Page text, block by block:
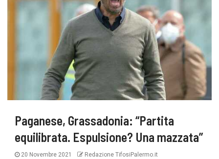
Paganese, Grassadonia: “Partita
equilibrata. Espulsione? Una mazzata”
20 Novembre 2021 Redazione TifosiPalermo.it